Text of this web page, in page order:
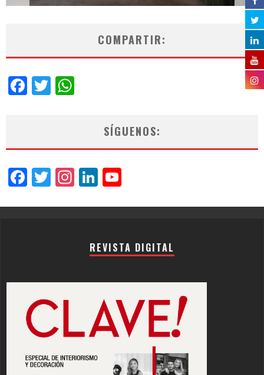
COMPARTIR:
Facebook
Twitter
SÍGUENOS:
Facebook
Twitter
Instagram
LinkedIn
REVISTA DIGITAL